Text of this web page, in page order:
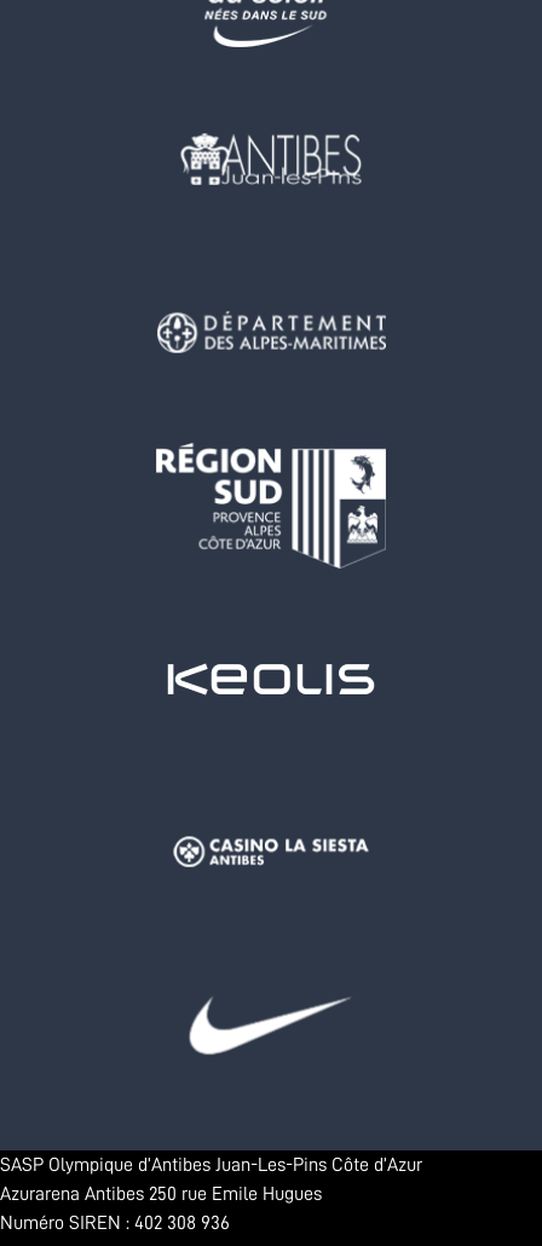
SASP Olympique d’Antibes Juan-Les-Pins Côte d’Azur
Azurarena Antibes 250 rue Emile Hugues
Numéro SIREN : 402 308 936